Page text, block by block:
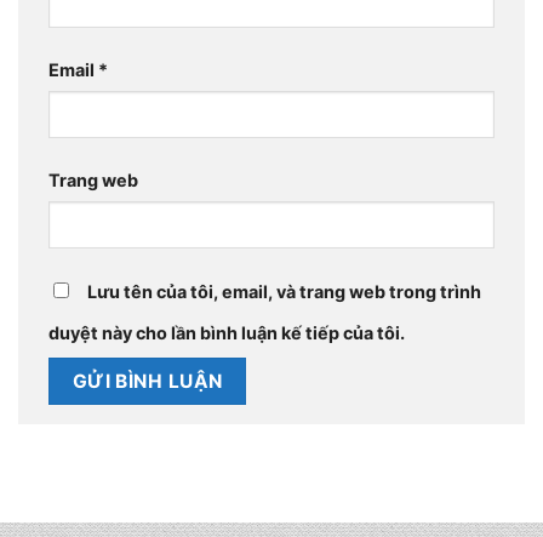
Email *
Trang web
Lưu tên của tôi, email, và trang web trong trình
duyệt này cho lần bình luận kế tiếp của tôi.